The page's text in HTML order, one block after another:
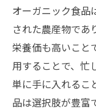
安心感が選
の新しいト
オーガニック食品
された農産物であ
栄養価も高いこと
用することで、忙
単に手に入れるこ
品は選択肢が豊富